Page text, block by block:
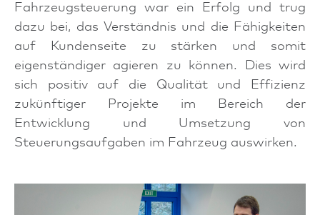
Fahrzeugsteuerung war ein Erfolg und trug
dazu bei, das Verständnis und die Fähigkeiten
auf Kundenseite zu stärken und somit
eigenständiger agieren zu können. Dies wird
sich positiv auf die Qualität und Effizienz
zukünftiger Projekte im Bereich der
Entwicklung und Umsetzung von
Steuerungsaufgaben im Fahrzeug auswirken.